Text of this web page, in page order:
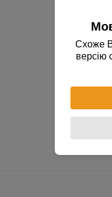
Схоже
версію